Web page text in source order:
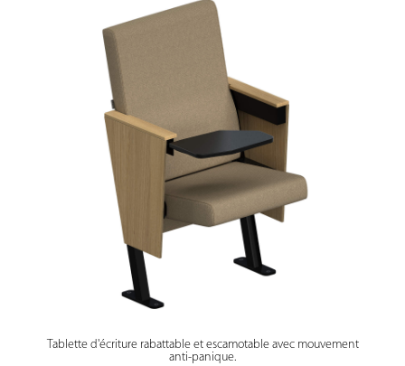
Tablette d'écriture rabattable et escamotable avec mouvement
anti-panique.